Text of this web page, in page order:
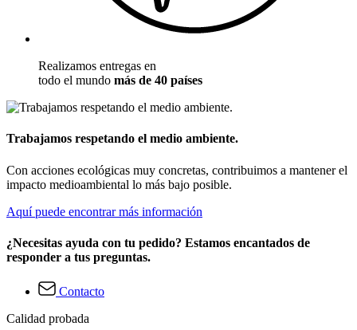
Realizamos entregas en
todo el mundo más de 40 países
Trabajamos respetando el medio ambiente.
Con acciones ecológicas muy concretas, contribuimos a mantener el
impacto medioambiental lo más bajo posible.
Aquí puede encontrar más información
¿Necesitas ayuda con tu pedido? Estamos encantados de
responder a tus preguntas.
Contacto
Calidad probada